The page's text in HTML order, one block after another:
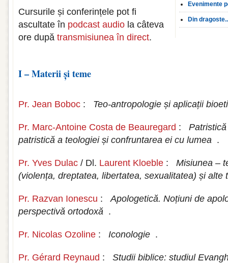
Evenimente
Din
Cursurile și conferințele pot fi
ascultate în podcast audio la câteva
ore după transmisiunea în direct.
I – Materii și teme
Pr. Jean Boboc : Teo-antropologie și aplicații
Pr. Marc-Antoine Costa de Beauregard :
patristică a teologiei și confruntarea ei cu lumea .
Pr. Yves Dulac / Dl. Laurent Kloeble :
Misiunea –
(violența, dreptatea, libertatea, sexualitatea) și alte
Pr. Razvan Ionescu :
Apologetică. Noțiuni de
perspectivă ortodoxă .
Pr. Nicolas Ozoline : Iconologie .
Pr. Gérard Reynaud : Studii biblice: studiul